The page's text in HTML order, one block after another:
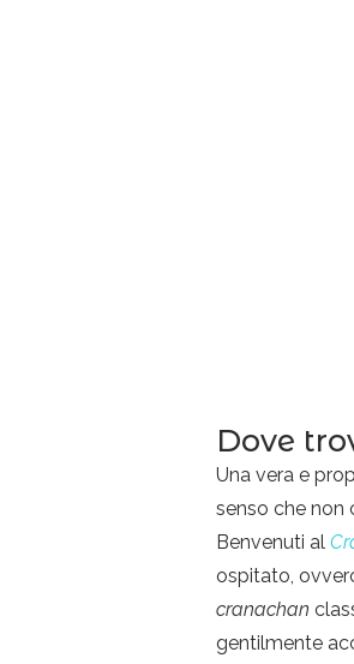
Dove
Una vera e
senso che non
Benvenuti al
ospitato,
cranachan
gentilmente